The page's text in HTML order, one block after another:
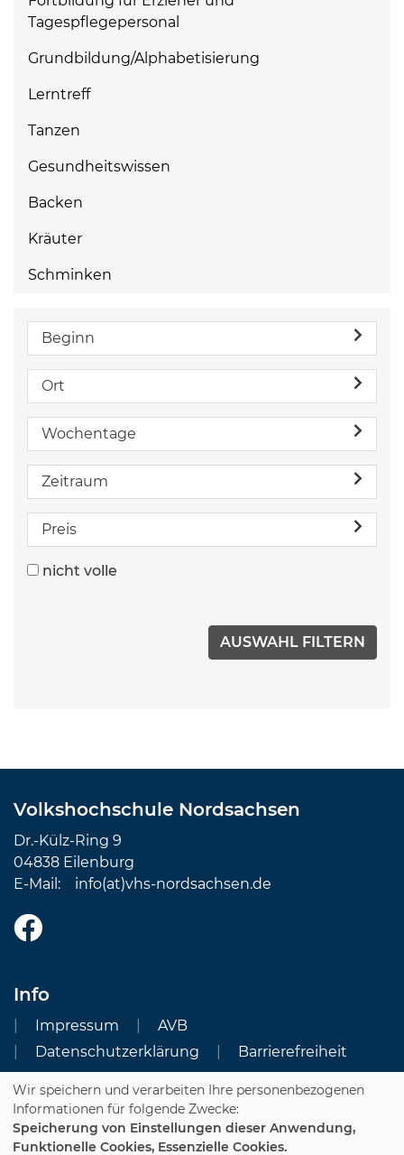
Tagespflegepersonal
Grundbildung/Alphabetisierung
Lerntreff
Tanzen
Gesundheitswissen
Backen
Kräuter
Schminken
Beginn
Ort
Wochentage
Zeitraum
Preis
nicht volle
Volkshochschule Nordsachsen
Dr.-Külz-Ring 9
04838 Eilenburg
E-Mail: info(at)vhs-nordsachsen.de
Info
Impressum
AVB
Datenschutzerklärung
Barrierefreiheit
Cookie Einstellungen
Dozenten-Login
Wir speichern und verarbeiten Ihre personenbezogenen
Informationen für folgende Zwecke:
Speicherung von Einstellungen dieser Anwendung,
Funktionelle Cookies, Essenzielle Cookies.